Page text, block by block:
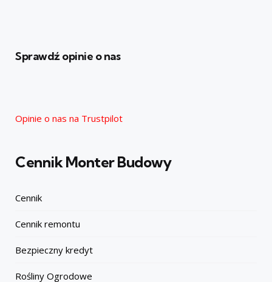
Sprawdź opinie o nas
Opinie o nas na Trustpilot
Cennik Monter Budowy
Cennik
Cennik remontu
Bezpieczny kredyt
Rośliny Ogrodowe